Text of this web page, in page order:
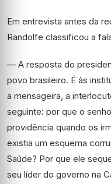
Em entrevista antes da
Randolfe classificou a
— A resposta do
povo brasileiro. É às
a mensageira, a
seguinte: por que o
providência quando os
existia um esquema
Saúde? Por que ele
seu líder do governo na